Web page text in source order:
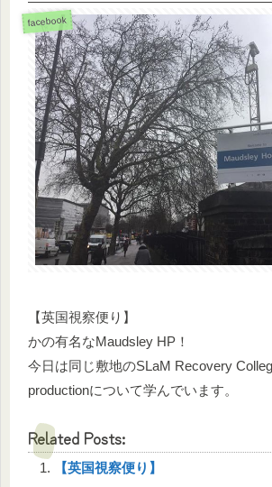
facebook
【英国視察便り】
かの有名なMaudsley HP！
今日は同じ敷地のSLaM Recovery
productionについて学んでいます。
Related Posts:
【英国視察便り】